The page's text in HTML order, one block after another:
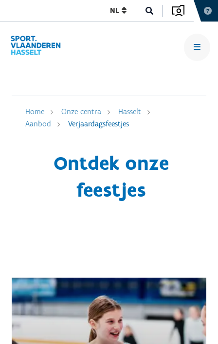
NL
Home Onze centra
Hasselt
Aanbod
Verjaardagsfeestjes
Ontdek onze
feestjes